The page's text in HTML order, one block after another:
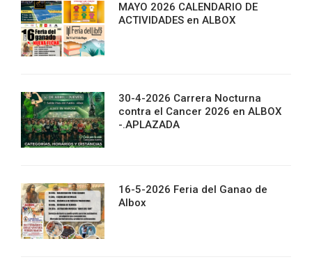
MAYO 2026 CALENDARIO DE
ACTIVIDADES en ALBOX
30-4-2026 Carrera Nocturna
contra el Cancer 2026 en ALBOX
-.APLAZADA
16-5-2026 Feria del Ganao de
Albox